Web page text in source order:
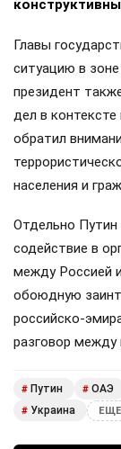
Главы
ситуацию в
президент
дел в
обратил
населения и
Отдельно Путин
содействие в
между Россией
обоюдную
российско-
разговор между
# Путин # ОАЭ
# Украина